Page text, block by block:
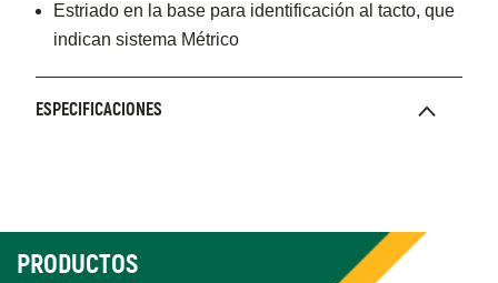
Estriado en la base para identificación al tacto, que
indican sistema Métrico
ESPECIFICACIONES
PRODUCTOS